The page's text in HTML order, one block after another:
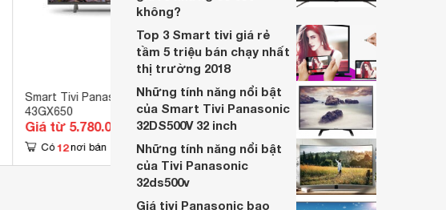
Smart Tivi Panasonic 43 inch 4K
43GX650
Giá từ 5.780.000 đ
Có 12 nơi bán
Tivi LED Panasonic HD 32 inch
TH-32C410V
Giá từ 6.215.000 đ
Có 1 nơi bán
không?
Top 3 Smart tivi giá rẻ
tầm 5 triệu bán chạy nhất
thị trường 2018
Những tính năng nổi bật
của Smart Tivi Panasonic
32DS500V 32 inch
Những tính năng nổi bật
của Tivi Panasonic
32ds500v
Giá tivi Panasonic bao